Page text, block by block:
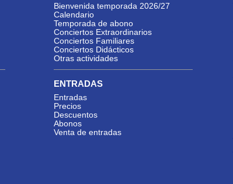
Bienvenida temporada 2026/27
Calendario
Temporada de abono
Conciertos Extraordinarios
Conciertos Familiares
Conciertos Didácticos
Otras actividades
ENTRADAS
Entradas
Precios
Descuentos
Abonos
Venta de entradas